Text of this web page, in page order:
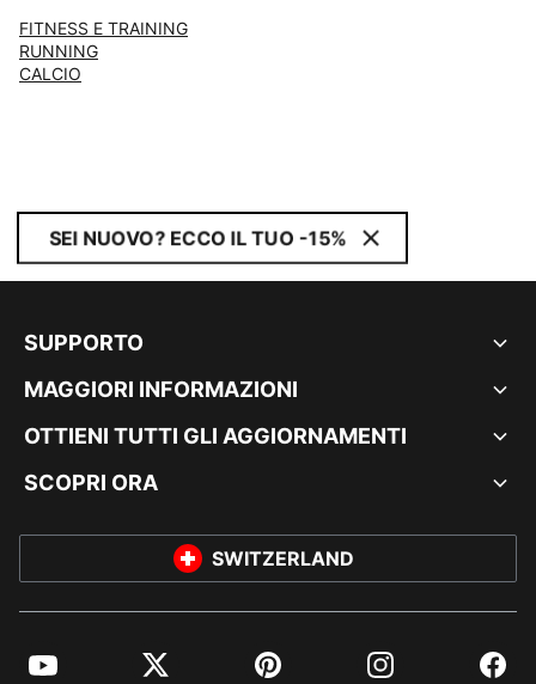
FITNESS E TRAINING
RUNNING
CALCIO
SEI NUOVO? ECCO IL TUO -15%
SUPPORTO
MAGGIORI INFORMAZIONI
OTTIENI TUTTI GLI AGGIORNAMENTI
SCOPRI ORA
SWITZERLAND
YouTube Twitter Pinterest Instagram